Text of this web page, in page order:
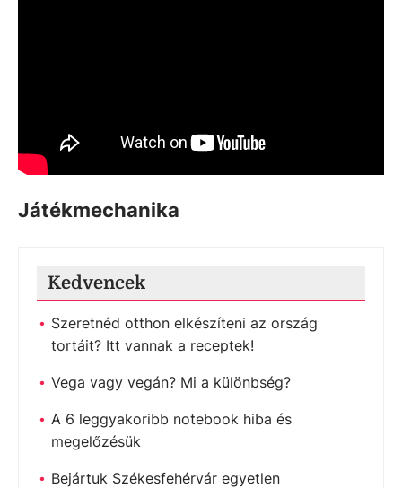
Játékmechanika
Kedvencek
Szeretnéd otthon elkészíteni az ország
tortáit? Itt vannak a receptek!
Vega vagy vegán? Mi a különbség?
A 6 leggyakoribb notebook hiba és
megelőzésük
Bejártuk Székesfehérvár egyetlen